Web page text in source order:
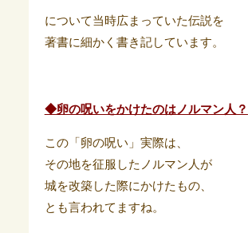
について当時広まっていた伝説を
著書に細かく書き記しています。
◆卵の呪いをかけたのはノルマン人？
この「卵の呪い」実際は、
その地を征服したノルマン人が
城を改築した際にかけたもの、
とも言われてますね。